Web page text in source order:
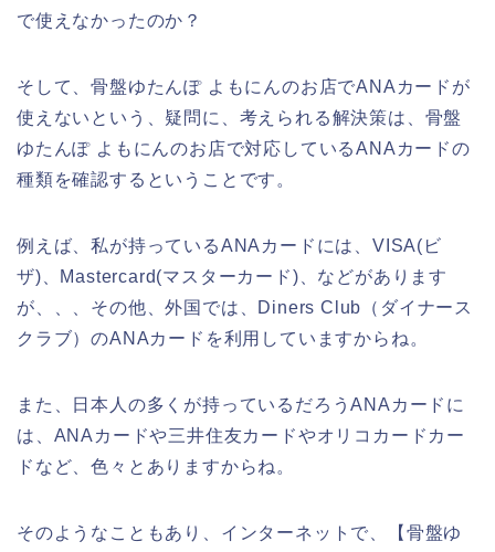
で使えなかったのか？
そして、骨盤ゆたんぽ よもにんのお店でANAカードが
使えないという、疑問に、考えられる解決策は、骨盤
ゆたんぽ よもにんのお店で対応しているANAカードの
種類を確認するということです。
例えば、私が持っているANAカードには、VISA(ビ
ザ)、Mastercard(マスターカード)、などがあります
が、、、その他、外国では、Diners Club（ダイナース
クラブ）のANAカードを利用していますからね。
また、日本人の多くが持っているだろうANAカードに
は、ANAカードや三井住友カードやオリコカードカー
ドなど、色々とありますからね。
そのようなこともあり、インターネットで、【骨盤ゆ